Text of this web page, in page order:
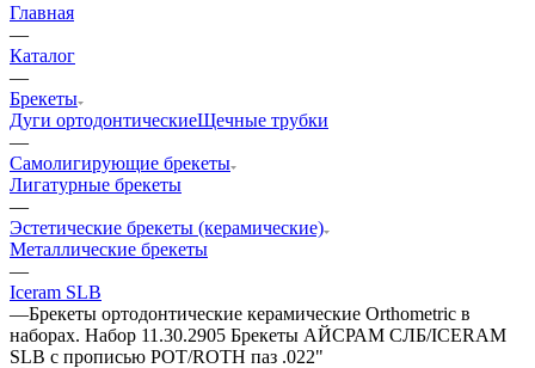
Главная
—
Каталог
—
Брекеты
Дуги ортодонтическиеЩечные трубки
—
Самолигирующие брекеты
Лигатурные брекеты
—
Эстетические брекеты (керамические)
Металлические брекеты
—
Iceram SLB
—Брекеты ортодонтические керамические Orthometric в
наборах. Набор 11.30.2905 Брекеты АЙСРАМ СЛБ/ICERAM
SLB с прописью РОТ/ROTH паз .022"